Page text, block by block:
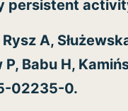
A,
Babu H,
02235-0.